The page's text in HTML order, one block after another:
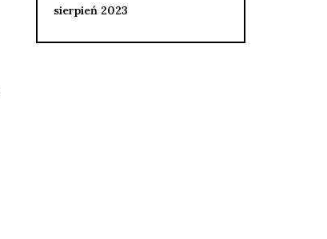
sierpień 2023